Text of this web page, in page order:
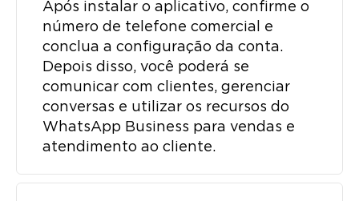
Após instalar o aplicativo, confirme o
número de telefone comercial e
conclua a configuração da conta.
Depois disso, você poderá se
comunicar com clientes, gerenciar
conversas e utilizar os recursos do
WhatsApp Business para vendas e
atendimento ao cliente.